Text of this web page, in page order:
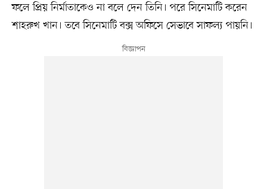
ফলে প্রিয় নির্মাতাকেও না বলে দেন তিনি। পরে সিনেমাটি করেন
শাহরুখ খান। তবে সিনেমাটি বক্স অফিসে সেভাবে সাফল্য পায়নি।